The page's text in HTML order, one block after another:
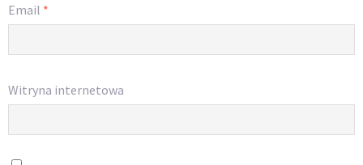
Email *
Witryna internetowa